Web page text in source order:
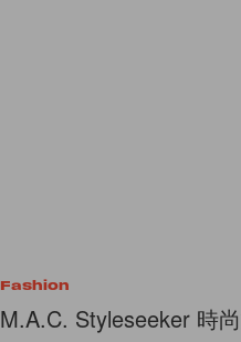
Fashion
M.A.C. Styleseeker 時